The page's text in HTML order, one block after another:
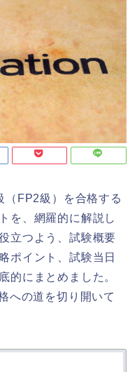
（FP2級）を合格する
を、網羅的に解説し
立つよう、試験概要
ポイント、試験当日
的にまとめました。
への道を切り開いて